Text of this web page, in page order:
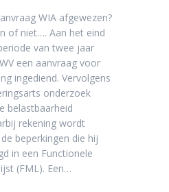
WIA afgewezen?
of niet…. Aan het eind
van twee jaar
een aanvraag voor
ingediend. Vervolgens
onderzoek
belastbaarheid
rekening wordt
beperkingen die hij
in een Functionele
(FML). Een…